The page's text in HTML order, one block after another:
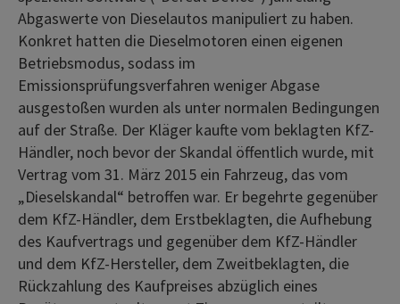
Abgaswerte von Dieselautos manipuliert zu haben.
Konkret hatten die Dieselmotoren einen eigenen
Betriebsmodus, sodass im
Emissionsprüfungsverfahren weniger Abgase
ausgestoßen wurden als unter normalen Bedingungen
auf der Straße. Der Kläger kaufte vom beklagten KfZ-
Händler, noch bevor der Skandal öffentlich wurde, mit
Vertrag vom 31. März 2015 ein Fahrzeug, das vom
„Dieselskandal“ betroffen war. Er begehrte gegenüber
dem KfZ-Händler, dem Erstbeklagten, die Aufhebung
des Kaufvertrags und gegenüber dem KfZ-Händler
und dem KfZ-Hersteller, dem Zweitbeklagten, die
Rückzahlung des Kaufpreises abzüglich eines